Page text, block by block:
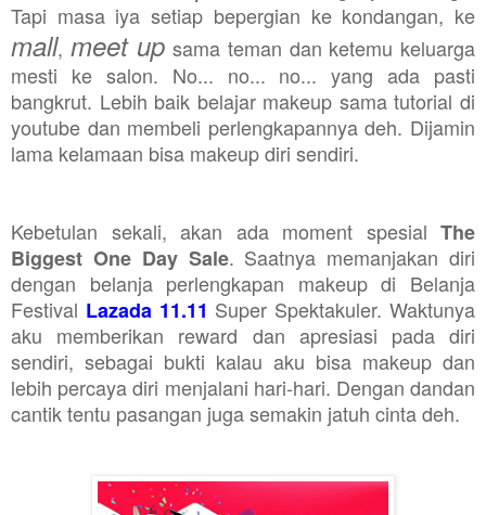
Tapi masa iya setiap bepergian ke kondangan, ke
mall, meet up sama teman dan ketemu keluarga
mesti ke salon. No... no... no... yang ada pasti
bangkrut. Lebih baik belajar makeup sama tutorial di
youtube dan membeli perlengkapannya deh. Dijamin
lama kelamaan bisa makeup diri sendiri.
Kebetulan sekali, akan ada moment spesial The
Biggest One Day Sale. Saatnya memanjakan diri
dengan belanja perlengkapan makeup di Belanja
Festival Lazada 11.11 Super Spektakuler. Waktunya
aku memberikan reward dan apresiasi pada diri
sendiri, sebagai bukti kalau aku bisa makeup dan
lebih percaya diri menjalani hari-hari. Dengan dandan
cantik tentu pasangan juga semakin jatuh cinta deh.